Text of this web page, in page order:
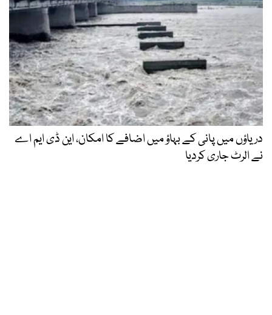
دریاؤں میں پانی کے بہاؤ میں اضافے کا امکان، این ڈی ایم اے
نے الرٹ جاری کردیا